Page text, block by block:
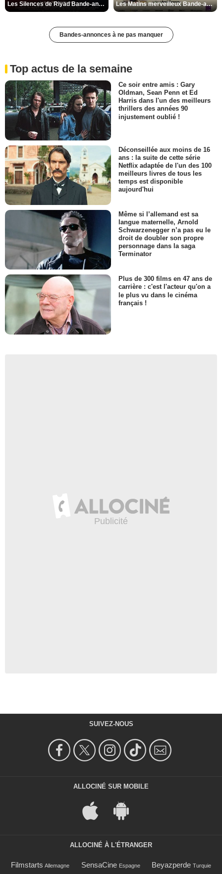
Les Silences de Riyad Bande-annonce VO STFR Les Matins merveilleux Bande-annonce VF
Bandes-annonces à ne pas manquer
Top actus de la semaine
Ce soir entre amis : Gary
Oldman, Sean Penn et Ed
Harris dans l'un des meilleurs
thrillers des années 90
injustement oublié !
Déconseillée aux moins de 16
ans : la suite de cette série
Netflix adaptée de l'un des 100
meilleurs livres de tous les
temps est disponible
aujourd'hui
Même si l’allemand est sa
langue maternelle, Arnold
Schwarzenegger n’a pas eu le
droit de doubler son propre
personnage dans la saga
Terminator
Plus de 300 films en 47 ans de
carrière : c'est l'acteur qu'on a
le plus vu dans le cinéma
français !
SUIVEZ-NOUS
ALLOCINÉ SUR MOBILE
ALLOCINÉ À L'ÉTRANGER
Filmstarts Allemagne SensaCine Espagne Beyazperde Turquie